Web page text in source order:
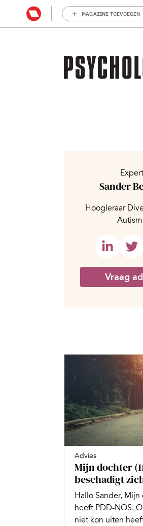
MAGAZINE TOEVOEGEN
Expert
Sander
Hoogleraar
Vraag
Advies
Mijn dochter
beschadigt
Hallo Sander,
heeft PDD-NOS.
niet kon uiten